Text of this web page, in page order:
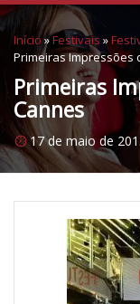
Início»Festivais »
Primeiras Impressões
Primeiras
Cannes
17 de maio de